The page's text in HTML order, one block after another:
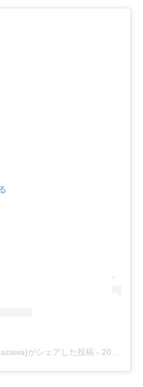
がシェアした投稿 - 2016年 8月月9日午前8時31分PDT